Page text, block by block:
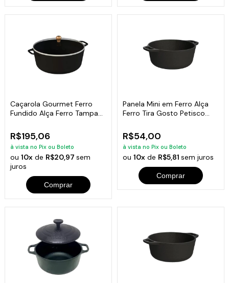
Caçarola Gourmet Ferro
Fundido Alça Ferro Tampa
R$195,06
à vista no Pix ou Boleto
ou10x de R$20,97sem
juros
Comprar
Panela Mini em Ferro Alça
Ferro Tira Gosto Petisco
R$54,00
à vista no Pix ou Boleto
ou 10xde R$5,81 sem juros
Comprar